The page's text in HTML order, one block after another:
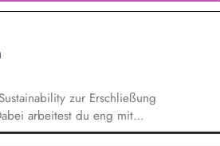
durch das Sammeln
zur Erschließung
arbeitest du eng mit
gemeinsam mit erfahrenen